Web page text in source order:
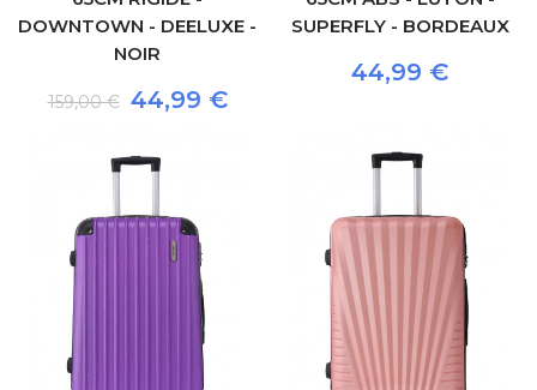
DOWNTOWN - DEELUXE -
NOIR
159,00 € 44,99 €
SUPERFLY - BORDEAUX
44,99 €